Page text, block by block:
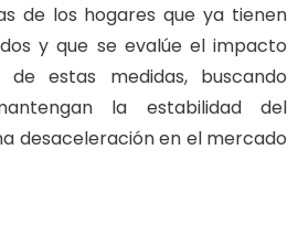
de los hogares que ya tienen
y que se evalúe el impacto
estas medidas, buscando
la estabilidad del
desaceleración en el mercado